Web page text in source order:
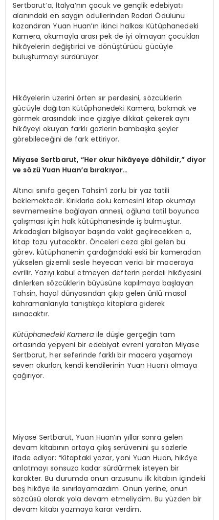
Sertbarut’a, İtalya’nın çocuk ve gençlik edebiyatı
alanındaki en saygın ödüllerinden Rodari Ödülünü
kazandıran Yuan Huan’ın ikinci halkası Kütüphanedeki
Kamera, okumayla arası pek de iyi olmayan çocukları
hikâyelerin değiştirici ve dönüştürücü gücüyle
buluşturmayı sürdürüyor.
Hikâyelerin üzerini örten sır perdesini, sözcüklerin
gücüyle dağıtan Kütüphanedeki Kamera, bakmak ve
görmek arasındaki ince çizgiye dikkat çekerek aynı
hikâyeyi okuyan farklı gözlerin bambaşka şeyler
görebileceğini de fark ettiriyor.
Miyase Sertbarut,“Her okur hikâyeye dâhildir,” diyor
ve sözü Yuan Huan’a bırakıyor…
Altıncı sınıfa geçen Tahsin’i zorlu bir yaz tatili
beklemektedir. Kırıklarla dolu karnesini kitap okumayı
sevmemesine bağlayan annesi, oğluna tatil boyunca
çalışması için halk kütüphanesinde iş bulmuştur.
Arkadaşları bilgisayar başında vakit geçirecekken o,
kitap tozu yutacaktır. Önceleri ceza gibi gelen bu
görev, kütüphanenin çardağındaki eski bir kameradan
yükselen gizemli sesle heyecan verici bir maceraya
evrilir. Yazıyı kabul etmeyen defterin perdeli hikâyesini
dinlerken sözcüklerin büyüsüne kapılmaya başlayan
Tahsin, hayal dünyasından çıkıp gelen ünlü masal
kahramanlarıyla tanıştıkça kitaplara giderek
ısınacaktır.
Kütüphanedeki Kameraile düşle gerçeğin tam
ortasında yepyeni bir edebiyat evreni yaratan Miyase
Sertbarut, her seferinde farklı bir macera yaşamayı
seven okurları, kendi kendilerinin Yuan Huan’ı olmaya
çağırıyor.
Miyase Sertbarut, Yuan Huan’ın yıllar sonra gelen
devam kitabının ortaya çıkış serüvenini şu sözlerle
ifade ediyor: “Kitaptaki yazar, yani Yuan Huan, hikâye
anlatmayı sonsuza kadar sürdürmek isteyen bir
karakter. Bu durumda onun arzusunu ilk kitabın içindeki
beş hikâye ile sınırlayamazdım. Onun yerine, onun
sözcüsü olarak yola devam etmeliydim. Bu yüzden bir
devam kitabı yazmaya karar verdim.